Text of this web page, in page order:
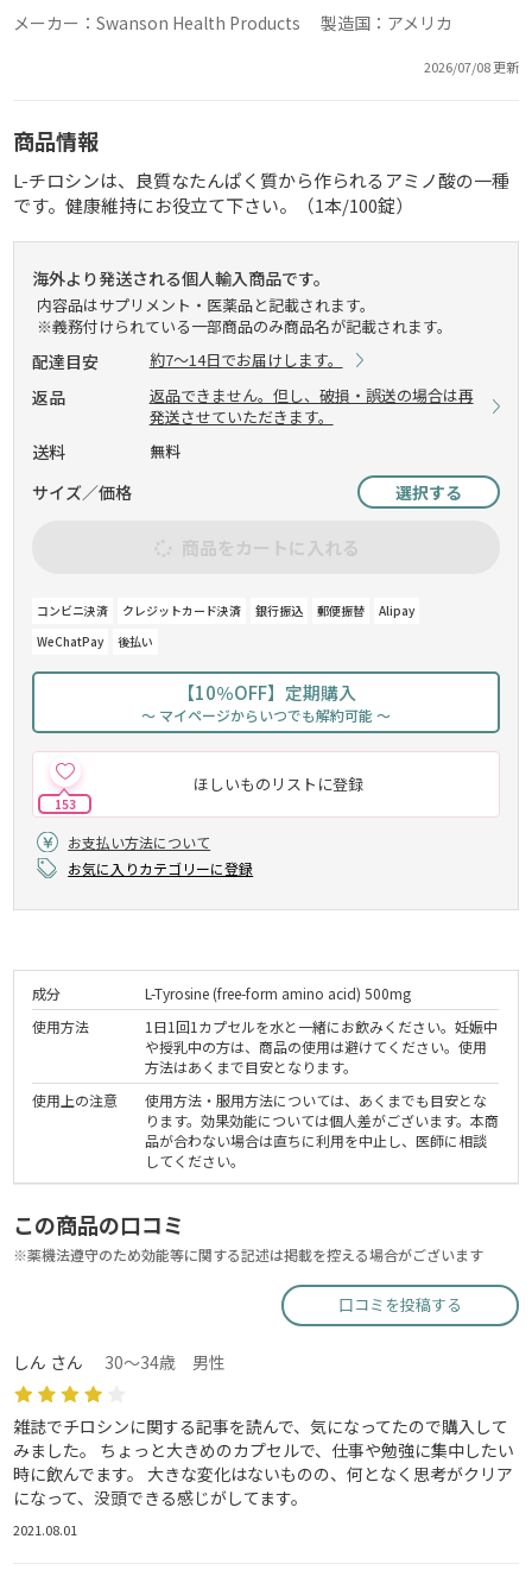
メーカー：Swanson Health Products 製造国：アメリカ
2026/07/08 更新
商品情報
L-チロシンは、良質なたんぱく質から作られるアミノ酸の一種
です。健康維持にお役立て下さい。（1本/100錠）
海外より発送される個人輸入商品です。
内容品はサプリメント・医薬品と記載されます。
※義務付けられている一部商品のみ商品名が記載されます。
配達目安 約7～14日でお届けします。
返品
返品できません。但し、破損・誤送の場合は再
発送させていただきます。
送料 無料
サイズ／価格 選択する
商品をカートに入れる
コンビニ決済 クレジットカード決済 銀行振込 郵便振替
Alipay
WeChatPay
後払い
【10％OFF】定期購入
～ マイページからいつでも解約可能 ～
ほしいものリストに登録
153
お支払い方法について
お気に入りカテゴリーに登録
成分
L-Tyrosine (free-form amino acid) 500mg
使用方法
1日1回1カプセルを水と一緒にお飲みください。妊娠中
や授乳中の方は、商品の使用は避けてください。使用
方法はあくまで目安となります。
使用上の注意
使用方法・服用方法については、あくまでも目安とな
ります。効果効能については個人差がございます。本商
品が合わない場合は直ちに利用を中止し、医師に相談
してください。
この商品の口コミ
※薬機法遵守のため効能等に関する記述は掲載を控える場合がございます
口コミを投稿する
しん さん 30～34歳 男性
雑誌でチロシンに関する記事を読んで、気になってたので購入して
みました。 ちょっと大きめのカプセルで、仕事や勉強に集中したい
時に飲んでます。 大きな変化はないものの、何となく思考がクリア
になって、没頭できる感じがしてます。
2021.08.01